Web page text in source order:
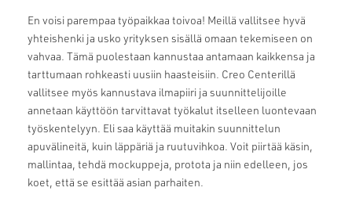
En voisi parempaa työpaikkaa toivoa! Meillä vallitsee hyvä
yhteishenki ja usko yrityksen sisällä omaan tekemiseen on
vahvaa. Tämä puolestaan kannustaa antamaan kaikkensa ja
tarttumaan rohkeasti uusiin haasteisiin. Creo Centerillä
vallitsee myös kannustava ilmapiiri ja suunnittelijoille
annetaan käyttöön tarvittavat työkalut itselleen luontevaan
työskentelyyn. Eli saa käyttää muitakin suunnittelun
apuvälineitä, kuin läppäriä ja ruutuvihkoa. Voit piirtää käsin,
mallintaa, tehdä mockuppeja, protota ja niin edelleen, jos
koet, että se esittää asian parhaiten.